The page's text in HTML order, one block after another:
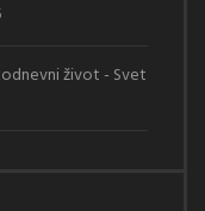
život - Svet